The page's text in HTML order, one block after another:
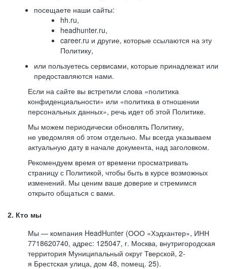
посещаете наши сайты:
hh.ru,
headhunter.ru,
career.ru и другие, которые ссылаются на эту
Политику,
или пользуетесь сервисами, которые принадлежат или
предоставляются нами.
Если на сайте вы встретили слова «политика
конфиденциальности» или «политика в отношении
персональных данных», речь идет об этой Политике.
Мы можем периодически обновлять Политику,
не уведомляя об этом отдельно. Мы всегда указываем
актуальную дату в начале документа, над заголовком.
Рекомендуем время от времени просматривать
страницу с Политикой, чтобы быть в курсе возможных
изменений. Мы ценим ваше доверие и стремимся
открыто общаться с вами.
2. Кто мы
Мы — компания HeadHunter (ООО «Хэдхантер», ИНН
7718620740, адрес: 125047, г. Москва, внутригородская
территория Муниципальный округ Тверской, 2-
я Брестская улица, дом 48, помещ. 25).